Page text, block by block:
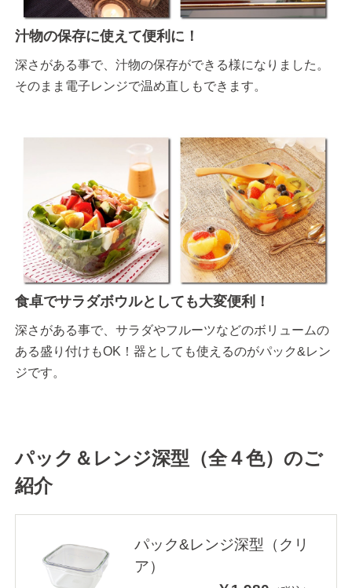
汁物の保存に使えて便利に！
深さがある事で、汁物の保存ができる様になりました。
そのまま電子レンジで温め直しもできます。
食卓でサラダボウルとしても大変便利！
深さがある事で、サラダやフルーツなどのボリュームの
ある盛り付けもOK！器としても使えるのがパック&レン
ジです。
パック＆レンジ深型（全４色）のご
紹介
パック&レンジ深型（クリ
ア）